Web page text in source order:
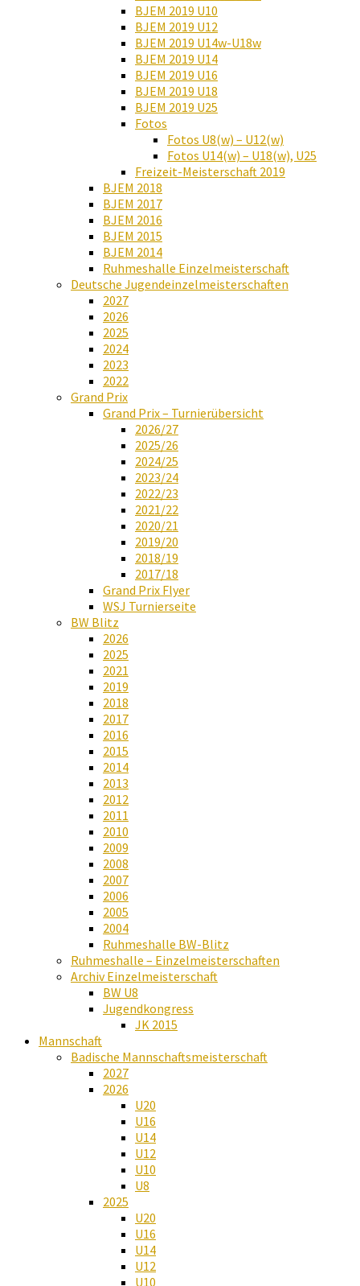
BJEM 2019 U10
BJEM 2019 U12
BJEM 2019 U14w-U18w
BJEM 2019 U14
BJEM 2019 U16
BJEM 2019 U18
BJEM 2019 U25
Fotos
Fotos U8(w) – U12(w)
Fotos U14(w) – U18(w), U25
Freizeit-Meisterschaft 2019
BJEM 2018
BJEM 2017
BJEM 2016
BJEM 2015
BJEM 2014
Ruhmeshalle Einzelmeisterschaft
Deutsche Jugendeinzelmeisterschaften
2027
2026
2025
2024
2023
2022
Grand Prix
Grand Prix – Turnierübersicht
2026/27
2025/26
2024/25
2023/24
2022/23
2021/22
2020/21
2019/20
2018/19
2017/18
Grand Prix Flyer
WSJ Turnierseite
BW Blitz
2026
2025
2021
2019
2018
2017
2016
2015
2014
2013
2012
2011
2010
2009
2008
2007
2006
2005
2004
Ruhmeshalle BW-Blitz
Ruhmeshalle – Einzelmeisterschaften
Archiv Einzelmeisterschaft
BW U8
Jugendkongress
JK 2015
Mannschaft
Badische Mannschaftsmeisterschaft
2027
2026
U20
U16
U14
U12
U10
U8
2025
U20
U16
U14
U12
U10